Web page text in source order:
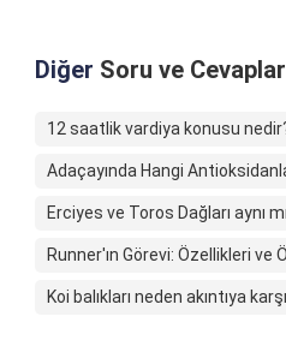
Diğer Soru ve
12 saatlik vardiya konusu
Adaçayında Hangi
Erciyes ve Toros Dağları aynı
Runner'ın Görevi: Özellikleri ve
Koi balıkları neden akıntıya